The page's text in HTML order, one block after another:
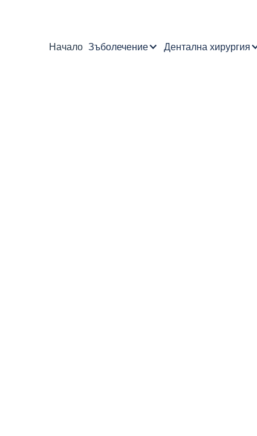
Начало Зъболечение Дентална хирургия